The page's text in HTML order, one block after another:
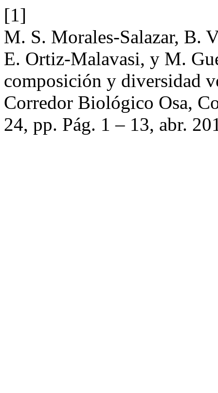
[1]
M. S. Morales-Salazar, B.
E. Ortiz-Malavasi, y M.
composición y diversidad
Corredor Biológico Osa,
24, pp. Pág. 1 – 13, abr.